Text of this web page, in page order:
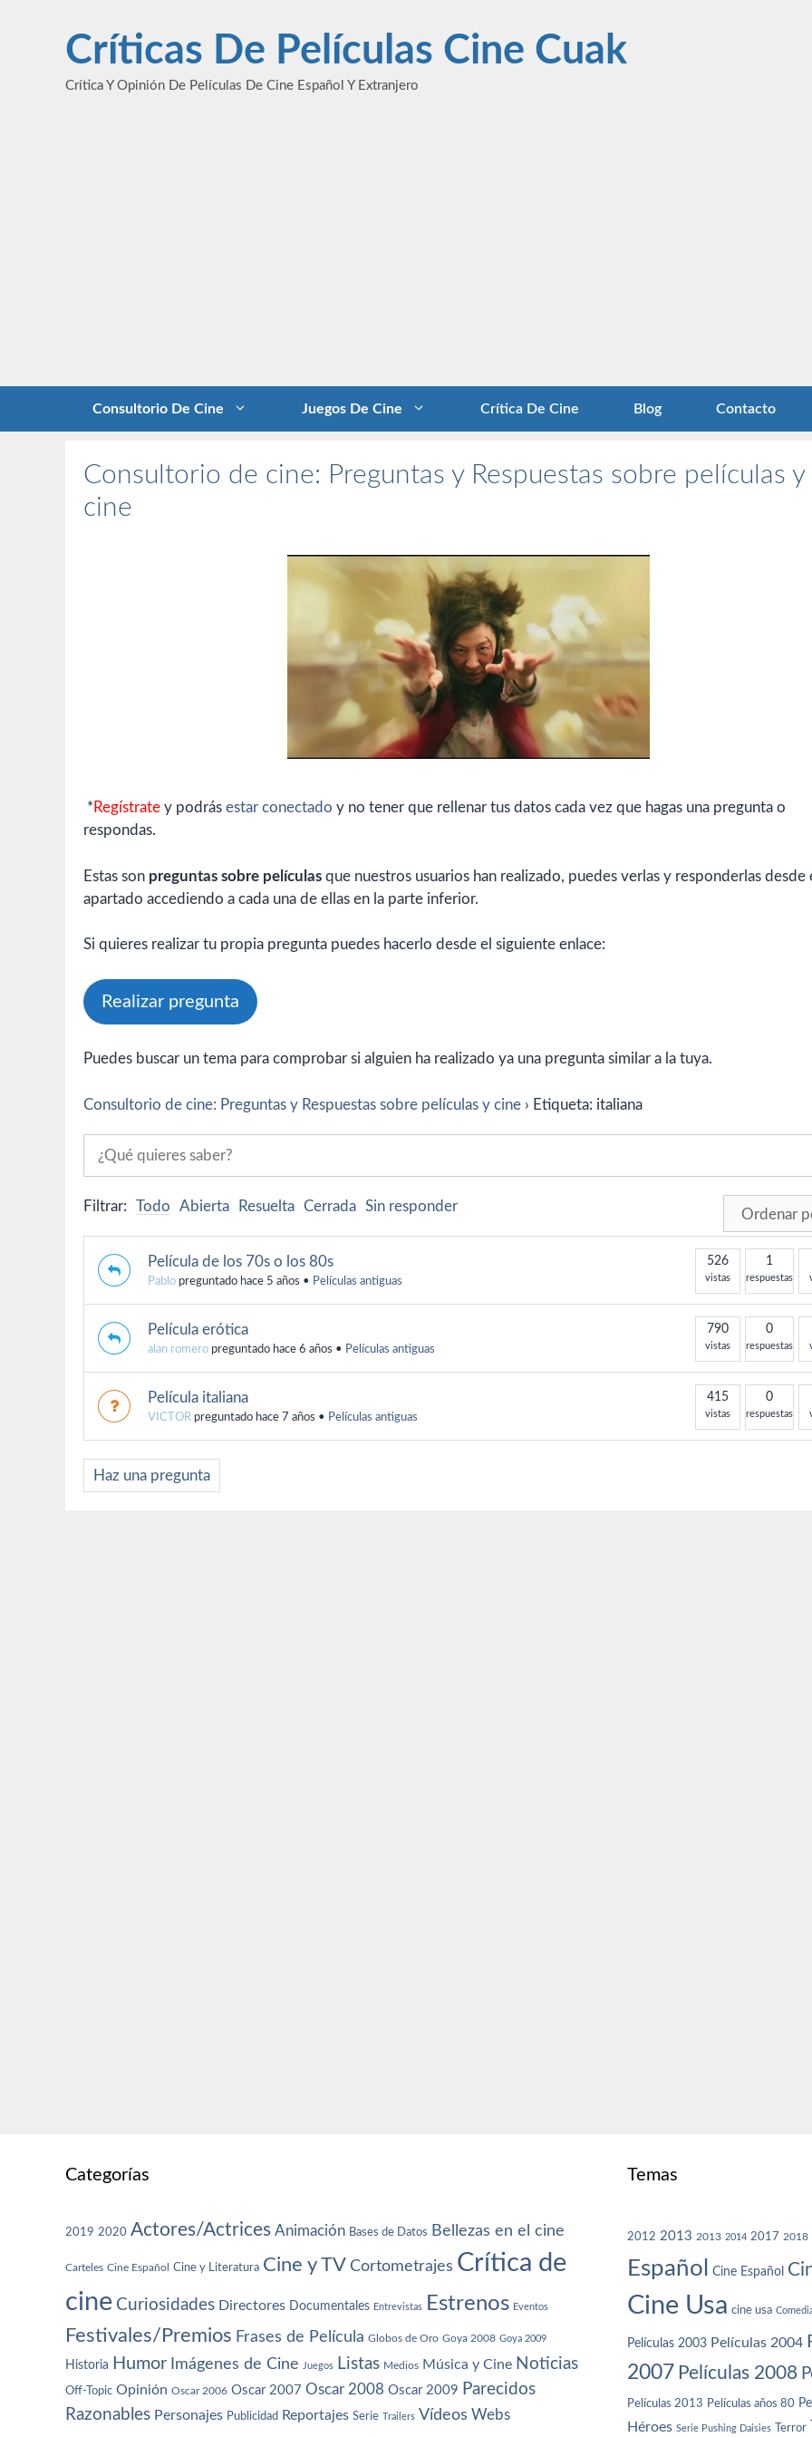
contenidoCríticas De Películas Cine Cuak
Crítica Y Opinión De Películas De Cine Español Y Extranjero
Consultorio De Cine Juegos De Cine Crítica De Cine Blog Contacto
Consultorio de cine: Preguntas y Respuestas sobre películas y
cine
* Regístrate y podrás estar conectado y no tener que rellenar tus datos cada vez que hagas una pregunta o
respondas.
Estas son preguntas sobre películas que nuestros usuarios han realizado, puedes verlas y responderlas desde
apartado accediendo a cada una de ellas en la parte inferior.
Si quieres realizar tu propia pregunta puedes hacerlo desde el siguiente enlace:
Realizar pregunta
Puedes buscar un tema para comprobar si alguien ha realizado ya una pregunta similar a la tuya.
Consultorio de cine: Preguntas y Respuestas sobre películas y cine › Etiqueta: italiana
Filtrar: Todo Abierta Resuelta Cerrada Sin responder
Película de los 70s o los 80s
Pablo preguntado hace 5 años • Películas antiguas
526
vistas
1
respuestas
Película erótica
alan romero preguntado hace 6 años • Películas antiguas
790
vistas
0
respuestas
Película italiana
VICTOR preguntado hace 7 años • Películas antiguas
415
vistas
0
respuestas
Haz una pregunta
Categorías
2019 2020 Actores/Actrices Animación Bases de Datos Bellezas en el cine
Carteles Cine Español Cine y Literatura Cine y TV Cortometrajes Crítica de
cine Curiosidades Directores Documentales Entrevistas Estrenos Eventos
Festivales/Premios Frases de Película Globos de Oro Goya 2008 Goya 2009
Historia Humor Imágenes de Cine Juegos Listas Medios Música y Cine Noticias
Off-Topic Opinión Oscar 2006 Oscar 2007 Oscar 2008 Oscar 2009 Parecidos
Razonables Personajes Publicidad Reportajes Serie Trailers Vídeos Webs
Temas
2012 2013 2013 2014 2017 2018
Español Cine Español
Cine Usa cine usa
Películas 2003 Películas 2004
2007 Películas 2008
Películas 2013 Películas años 80
Héroes Serie Pushing Daisies Terror